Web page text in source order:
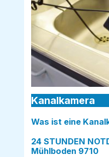
Kanalkamera
Was ist eine
24 STUNDEN
Mühlboden 9710